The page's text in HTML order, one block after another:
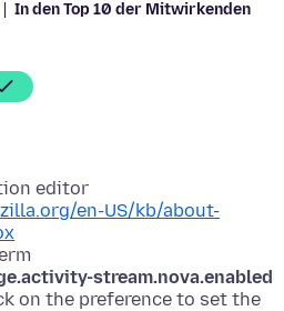
In den Top 10 der Mitwirkenden
editor
en-US/kb/about-
stream.nova.enabled
on the preference to set the